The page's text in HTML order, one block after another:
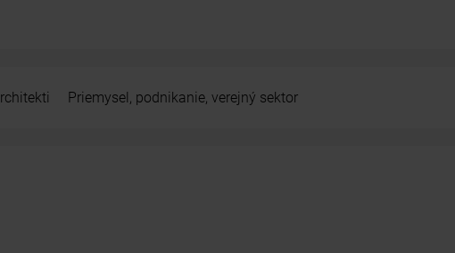
Priemysel, podnikanie, verejný sektor